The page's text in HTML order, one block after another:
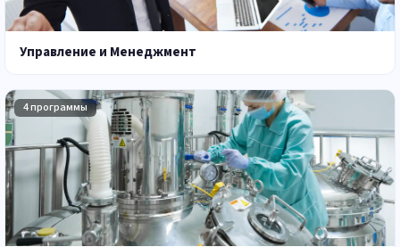
Управление и Менеджмент
4 программы